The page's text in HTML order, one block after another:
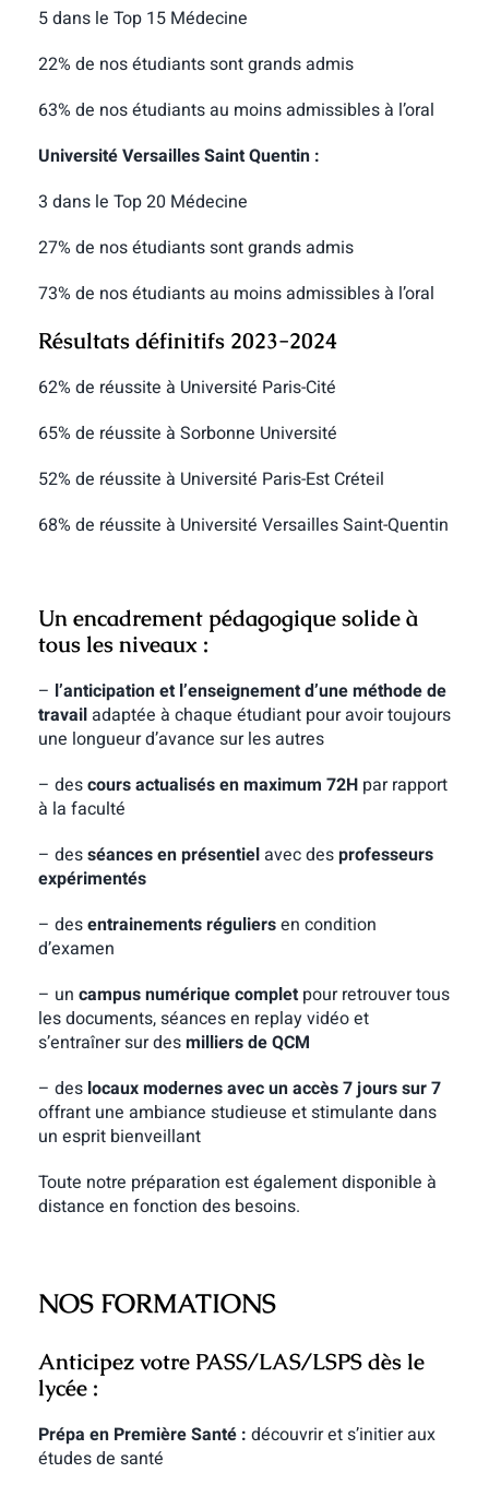
5 dans le Top 15 Médecine
22% de nos étudiants sont grands admis
63% de nos étudiants au moins admissibles à l’oral
Université Versailles Saint Quentin :
3 dans le Top 20 Médecine
27% de nos étudiants sont grands admis
73% de nos étudiants au moins admissibles à l’oral
Résultats définitifs 2023-2024
62% de réussite à Université Paris-Cité
65% de réussite à Sorbonne Université
52% de réussite à Université Paris-Est Créteil
68% de réussite à Université Versailles Saint-Quentin
Un encadrement pédagogique solide à
tous les niveaux :
– l’anticipation et l’enseignement d’une méthode de
travailadaptée à chaque étudiant pour avoir toujours
une longueur d’avance sur les autres
– descours actualisés en maximum 72Hpar rapport
à la faculté
– desséances en présentielavec desprofesseurs
expérimentés
– desentrainements réguliersen condition
d’examen
– un campus numérique completpour retrouver tous
les documents, séances en replay vidéo et
s’entraîner sur desmilliers de QCM
– des locaux modernes avec un accès 7 jours sur 7
offrant une ambiance studieuse et stimulante dans
un esprit bienveillant
Toute notre préparation est également disponible à
distance en fonction des besoins.
NOS FORMATIONS
Anticipez votre PASS/LAS/LSPS dès le
lycée :
Prépa en Première Santé : découvrir et s’initier aux
études de santé